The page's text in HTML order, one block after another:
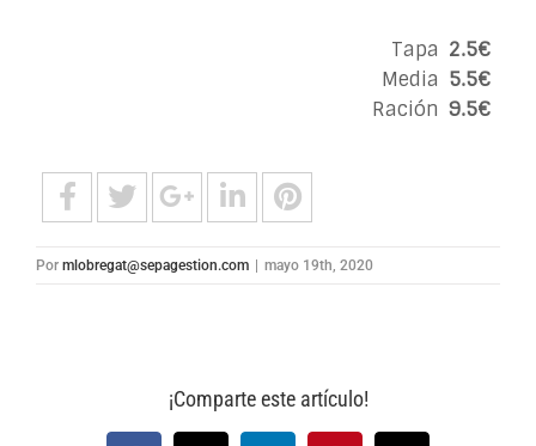
Tapa 2.5€
Media 5.5€
Ración 9.5€
Por mlobregat@sepagestion.com | mayo 19th, 2020
¡Comparte este artículo!